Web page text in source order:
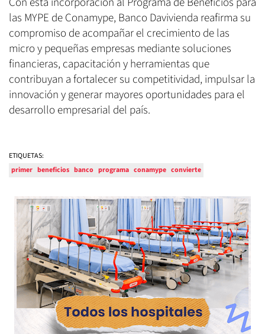
las MYPE de Conamype, Banco Davivienda reafirma su
compromiso de acompañar el crecimiento de las
micro y pequeñas empresas mediante soluciones
financieras, capacitación y herramientas que
contribuyan a fortalecer su competitividad, impulsar la
innovación y generar mayores oportunidades para el
desarrollo empresarial del país.
ETIQUETAS:
primer beneficios banco programa conamype convierte